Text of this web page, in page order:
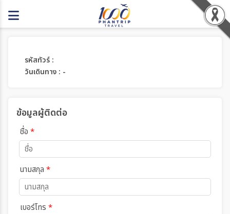
รหัสทัวร์ :
วันเดินทาง : -
ข้อมูลผู้ติดต่อ
ชื่อ *
นามสกุล *
เบอร์โทร *